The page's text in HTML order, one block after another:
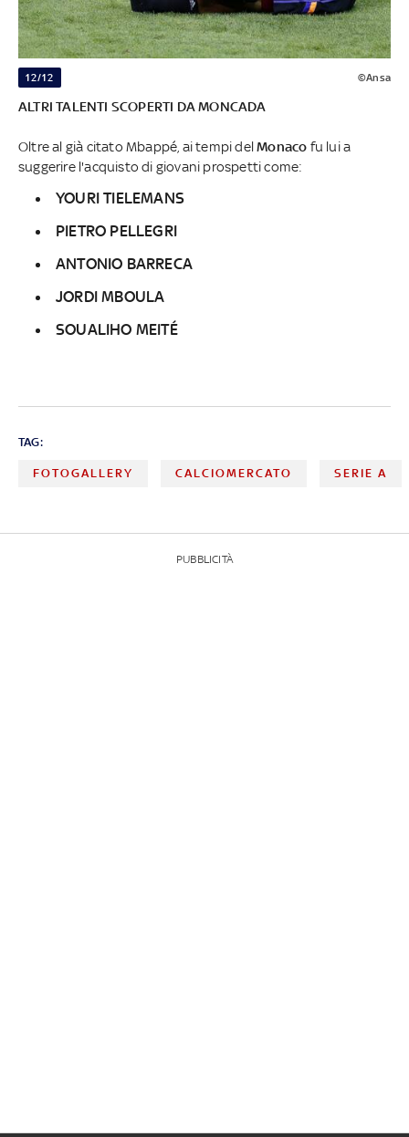
12/12 ©Ansa
ALTRI TALENTI SCOPERTI DA MONCADA
Oltre al già citato Mbappé, ai tempi delMonaco fu lui a
suggerire l'acquisto di giovani prospetti come:
YOURI TIELEMANS
PIETRO PELLEGRI
ANTONIO BARRECA
JORDI MBOULA
SOUALIHO MEITÉ
TAG:
FOTOGALLERY CALCIOMERCATO SERIE A
PUBBLICITÀ